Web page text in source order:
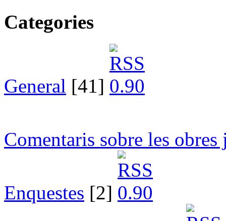
Categories
General [41]
Comentaris sobre les obres
Enquestes [2]